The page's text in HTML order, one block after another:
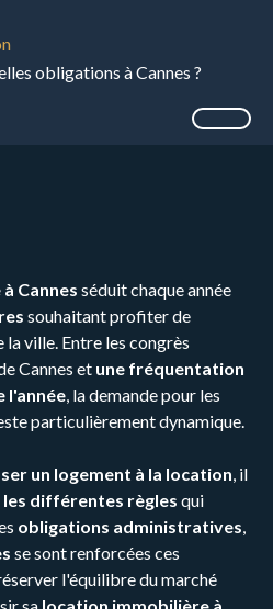
obligations à Cannes ?
Cannes séduit chaque année
souhaitant profiter de
ville. Entre les congrès
Cannes et une fréquentation
l'année, la demande pour les
particulièrement dynamique.
un logement à la location, il
différentes règles qui
obligations administratives,
se sont renforcées ces
l'équilibre du marché